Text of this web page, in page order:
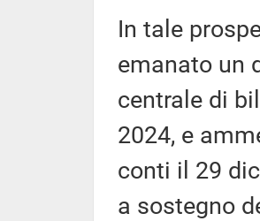
In tale
emanato un
centrale di
2024, e
conti il 29
a sostegno